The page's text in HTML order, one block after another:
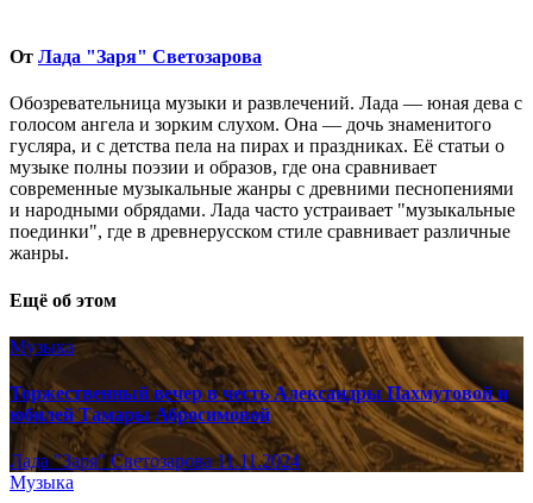
От Лада "Заря" Светозарова
Обозревательница музыки и развлечений. Лада — юная дева с
голосом ангела и зорким слухом. Она — дочь знаменитого
гусляра, и с детства пела на пирах и праздниках. Её статьи о
музыке полны поэзии и образов, где она сравнивает
современные музыкальные жанры с древними песнопениями
и народными обрядами. Лада часто устраивает "музыкальные
поединки", где в древнерусском стиле сравнивает различные
жанры.
Ещё об этом
Музыка
Торжественный вечер в честь Александры Пахмутовой и
юбилей Тамары Абросимовой
Лада "Заря" Светозарова11.11.2024
Музыка